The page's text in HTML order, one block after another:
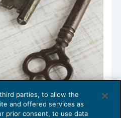
di credito
parties, to allow the
and offered services as
prior consent, to use data